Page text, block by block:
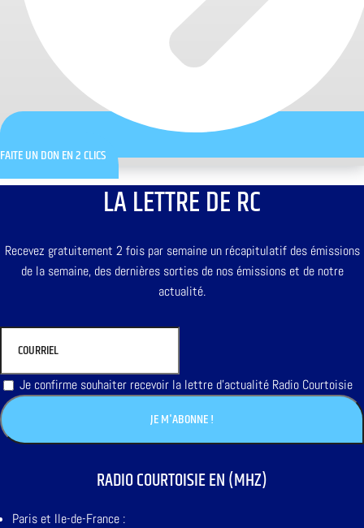
FAITE UN DON EN 2 CLICS
LA LETTRE DE RC
Recevez gratuitement 2 fois par semaine un récapitulatif des émissions
de la semaine, des dernières sorties de nos émissions et de notre
actualité.
Je confirme souhaiter recevoir la lettre d'actualité Radio Courtoisie
RADIO COURTOISIE EN (MHZ)
Paris et Ile-de-France :